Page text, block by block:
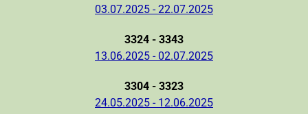
03.07.2025 - 22.07.2025
3324 - 3343
13.06.2025 - 02.07.2025
3304 - 3323
24.05.2025 - 12.06.2025